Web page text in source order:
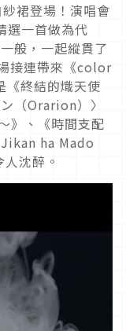
裙登場！演唱會
一首做為代
般，一起縱貫了
接連帶來《color
終結的熾天使
（Orarion）〉
、《時間支配
ha Mado
沈醉。